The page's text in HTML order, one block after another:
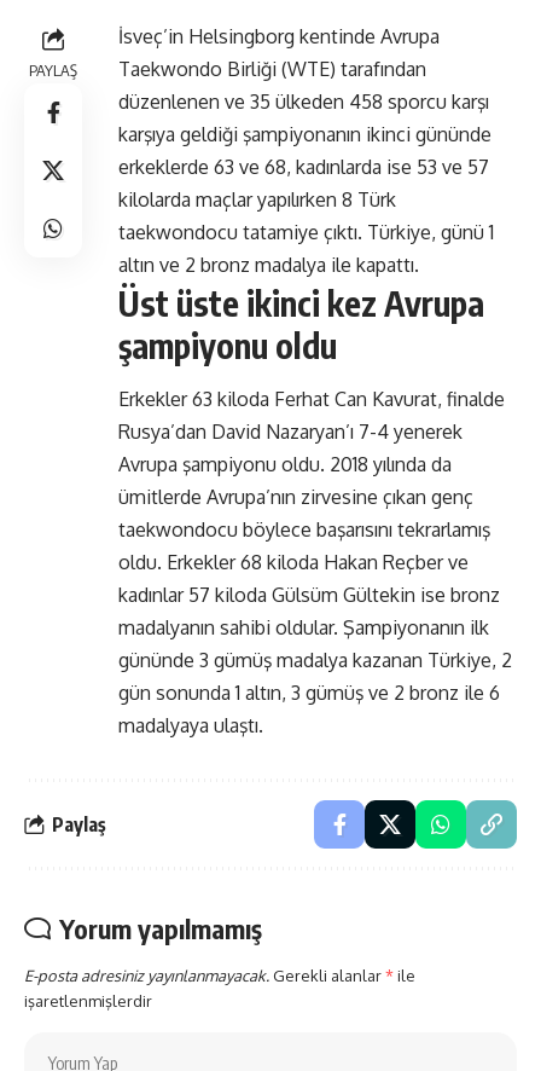
PAYLAŞ
İsveç’in Helsingborg kentinde Avrupa
Taekwondo Birliği (WTE) tarafından
düzenlenen ve 35 ülkeden 458 sporcu karşı
karşıya geldiği şampiyonanın ikinci gününde
erkeklerde 63 ve 68, kadınlarda ise 53 ve 57
kilolarda maçlar yapılırken 8 Türk
taekwondocu tatamiye çıktı. Türkiye, günü 1
altın ve 2 bronz madalya ile kapattı.
Üst üste ikinci kez Avrupa
şampiyonu oldu
Erkekler 63 kiloda Ferhat Can Kavurat, finalde
Rusya’dan David Nazaryan’ı 7-4 yenerek
Avrupa şampiyonu oldu. 2018 yılında da
ümitlerde Avrupa’nın zirvesine çıkan genç
taekwondocu böylece başarısını tekrarlamış
oldu. Erkekler 68 kiloda Hakan Reçber ve
kadınlar 57 kiloda Gülsüm Gültekin ise bronz
madalyanın sahibi oldular. Şampiyonanın ilk
gününde 3 gümüş madalya kazanan Türkiye, 2
gün sonunda 1 altın, 3 gümüş ve 2 bronz ile 6
madalyaya ulaştı.
Paylaş
Yorum yapılmamış
E-posta adresiniz yayınlanmayacak. Gerekli alanlar*ile
işaretlenmişlerdir